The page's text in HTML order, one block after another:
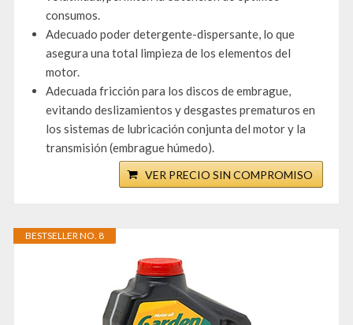
consumos.
Adecuado poder detergente-dispersante, lo que
asegura una total limpieza de los elementos del
motor.
Adecuada fricción para los discos de embrague,
evitando deslizamientos y desgastes prematuros en
los sistemas de lubricación conjunta del motor y la
transmisión (embrague húmedo).
VER PRECIO SIN COMPROMISO
BESTSELLER NO. 8